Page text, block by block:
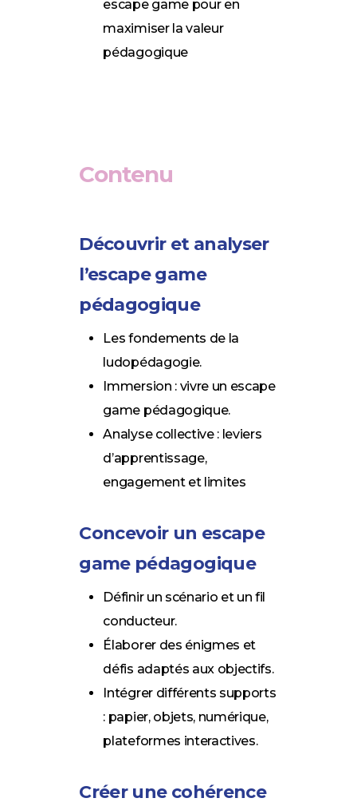
escape game pour en
maximiser la valeur
pédagogique
Contenu
Découvrir et analyser
l’escape game
pédagogique
Les fondements de la
ludopédagogie.
Immersion : vivre un escape
game pédagogique.
Analyse collective : leviers
d’apprentissage,
engagement et limites
Concevoir un escape
game pédagogique
Définir un scénario et un fil
conducteur.
Élaborer des énigmes et
défis adaptés aux objectifs.
Intégrer différents supports
: papier, objets, numérique,
plateformes interactives.
Créer une cohérence